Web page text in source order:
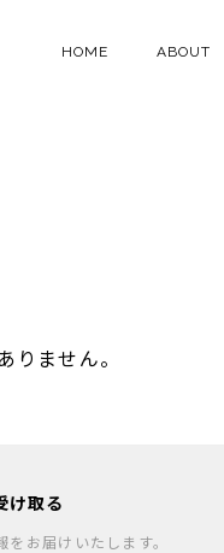
HOME ABOUT
りません。
け取る
お届けいたします。